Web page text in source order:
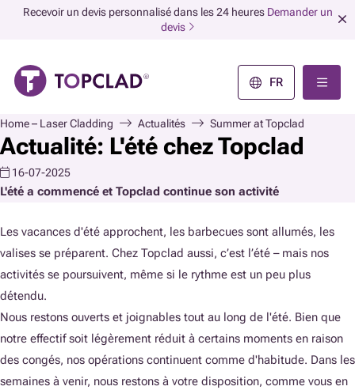
Recevoir un devis personnalisé dans les 24 heures Demander un
devis
FR
Home – Laser Cladding Actualités Summer at Topclad
Actualité: L'été chez Topclad
16-07-2025
L'été a commencé et Topclad continue son activité
Les vacances d'été approchent, les barbecues sont allumés, les
valises se préparent. Chez Topclad aussi, c’est l’été – mais nos
activités se poursuivent, même si le rythme est un peu plus
détendu.
Nous restons ouverts et joignables tout au long de l'été. Bien que
notre effectif soit légèrement réduit à certains moments en raison
des congés, nos opérations continuent comme d'habitude. Dans les
semaines à venir, nous restons à votre disposition, comme vous en